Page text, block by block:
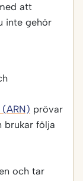
att
inte gehör
prövar
brukar följa
och tar